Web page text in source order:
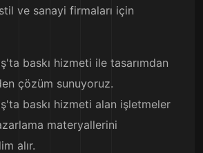
ve sanayi firmaları için
baskı hizmeti ile tasarımdan
çözüm sunuyoruz.
baskı hizmeti alan işletmeler
materyallerini
alır.